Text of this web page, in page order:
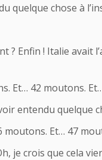
quelque chose à
? Enfin ! Italie avait
Et… 42 moutons.
entendu quelque
moutons. Et… 47
je crois que cela